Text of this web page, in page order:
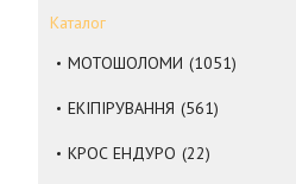
Каталог
МОТОШОЛОМИ
1051
ЕКІПІРУВАННЯ 561
КРОС ЕНДУРО 22